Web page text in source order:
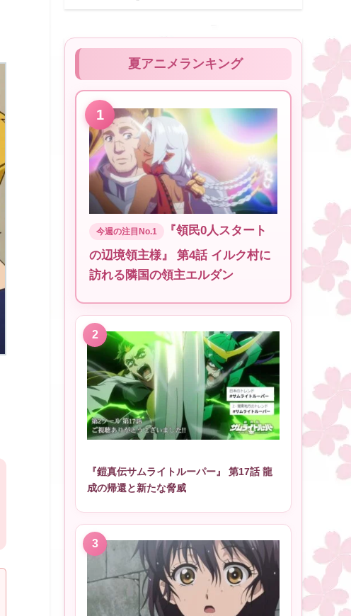
夏アニメランキング
『領民0人スタート
の辺境領主様』 第4話 イルク村に
訪れる隣国の領主エルダン
『鎧真伝サムライトルーパー』 第17話 龍
成の帰還と新たな脅威